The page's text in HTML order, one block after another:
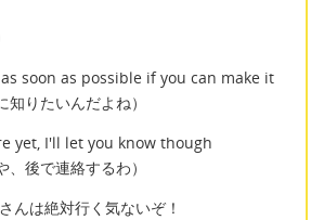
soon as possible if you can make it
知りたいんだよね）
yet, I'll let you know though
、後で連絡するわ）
んは絶対行く気ないぞ！